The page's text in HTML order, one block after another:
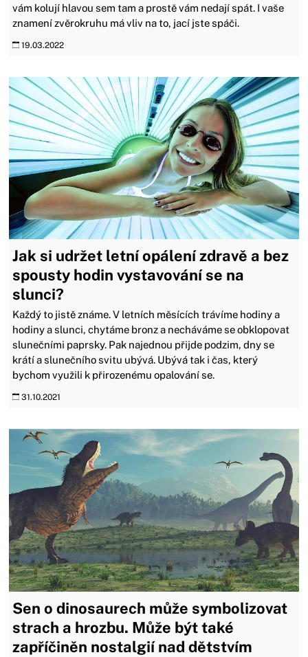
vám kolují hlavou sem tam a prostě vám nedají spát. I vaše
znamení zvěrokruhu má vliv na to, jací jste spáči.
19.03.2022
Jak si udržet letní opálení zdravě a bez
spousty hodin vystavování se na
slunci?
Každý to jistě známe. V letních měsících trávíme hodiny a
hodiny a slunci, chytáme bronz a necháváme se obklopovat
slunečními paprsky. Pak najednou přijde podzim, dny se
krátí a slunečního svitu ubývá. Ubývá tak i čas, který
bychom využili k přirozenému opalování se.
31.10.2021
Sen o dinosaurech může symbolizovat
strach a hrozbu. Může být také
zapříčiněn nostalgií nad dětstvím